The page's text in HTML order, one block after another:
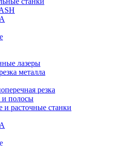
лазеры
металла
резка
и полосы
и расточные станки